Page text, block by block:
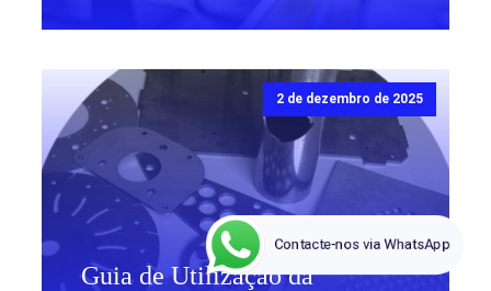
2 de dezembro de 2025
Guia de Utilização da
Contacte-nos via WhatsApp